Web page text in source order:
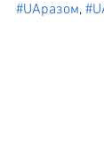
#UAразом,